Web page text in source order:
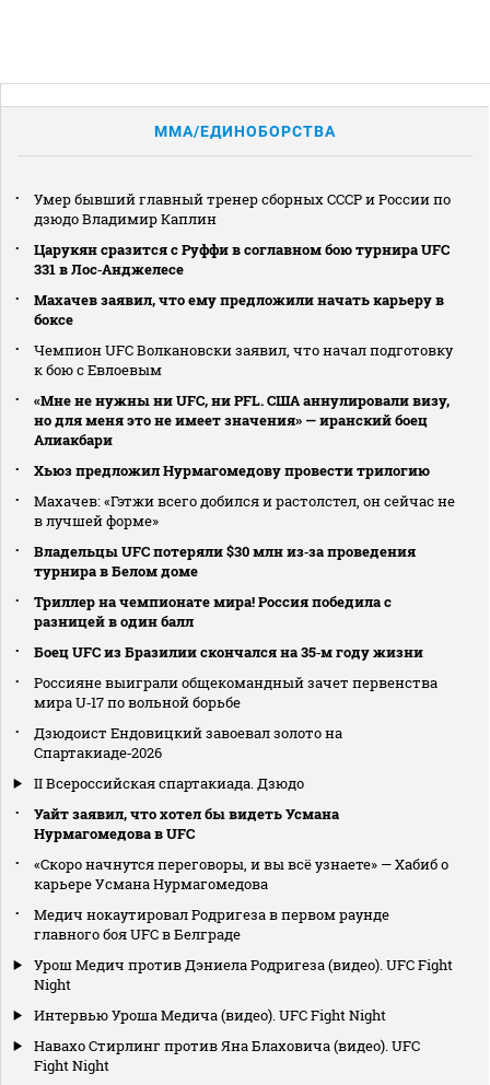
MMA/ЕДИНОБОРСТВА
Умер бывший главный тренер сборных СССР и России по
дзюдо Владимир Каплин
Царукян сразится с Руффи в соглавном бою турнира UFC
331 в Лос‑Анджелесе
Махачев заявил, что ему предложили начать карьеру в
боксе
Чемпион UFC Волкановски заявил, что начал подготовку
к бою с Евлоевым
«Мне не нужны ни UFC, ни PFL. США аннулировали визу,
но для меня это не имеет значения» — иранский боец
Алиакбари
Хьюз предложил Нурмагомедову провести трилогию
Махачев: «Гэтжи всего добился и растолстел, он сейчас не
в лучшей форме»
Владельцы UFC потеряли $30 млн из‑за проведения
турнира в Белом доме
Триллер на чемпионате мира! Россия победила с
разницей в один балл
Боец UFC из Бразилии скончался на 35‑м году жизни
Россияне выиграли общекомандный зачет первенства
мира U‑17 по вольной борьбе
Дзюдоист Ендовицкий завоевал золото на
Спартакиаде‑2026
II Всероссийская спартакиада. Дзюдо
Уайт заявил, что хотел бы видеть Усмана
Нурмагомедова в UFC
«Скоро начнутся переговоры, и вы всё узнаете» — Хабиб о
карьере Усмана Нурмагомедова
Медич нокаутировал Родригеза в первом раунде
главного боя UFC в Белграде
Урош Медич против Дэниела Родригеза (видео). UFC Fight
Night
Интервью Уроша Медича (видео). UFC Fight Night
Навахо Стирлинг против Яна Блаховича (видео). UFC
Fight Night